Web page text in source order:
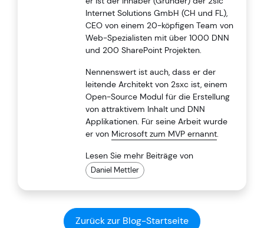
Internet Solutions GmbH (CH und FL),
CEO von einem 20-köpfigen Team von
Web-Spezialisten mit über 1000 DNN
und 200 SharePoint Projekten.
Nennenswert ist auch, dass er der
leitende Architekt von 2sxc ist, einem
Open-Source Modul für die Erstellung
von attraktivem Inhalt und DNN
Applikationen. Für seine Arbeit wurde
er von Microsoft zum MVP ernannt.
Lesen Sie mehr Beiträge von
Daniel Mettler
Zurück zur Blog-Startseite